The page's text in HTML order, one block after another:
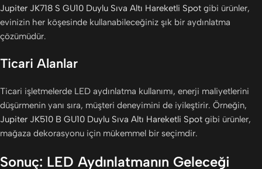
Jupiter JK718 S GU10 Duylu Sıva Altı Hareketli Spot gibi ürünler,
evinizin her köşesinde kullanabileceğiniz şık bir aydınlatma
çözümüdür.
Ticari Alanlar
Ticari işletmelerde LED aydınlatma kullanımı, enerji maliyetlerini
düşürmenin yanı sıra, müşteri deneyimini de iyileştirir. Örneğin,
Jupiter JK510 B GU10 Duylu Sıva Altı Hareketli Spot gibi ürünler,
mağaza dekorasyonu için mükemmel bir seçimdir.
Sonuç: LED Aydınlatmanın Geleceği